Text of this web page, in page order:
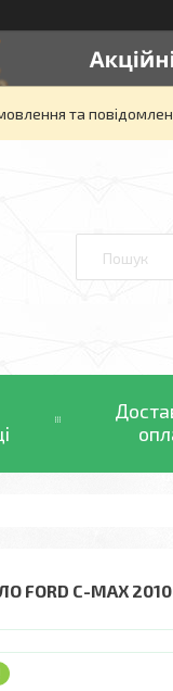
та
FORD C-MAX